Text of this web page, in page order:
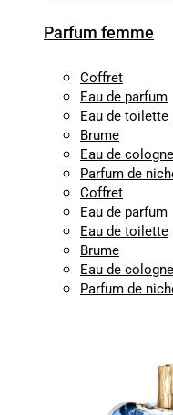
Parfum femme
Coffret
Eau de parfum
Eau de toilette
Brume
Eau de cologne
Parfum de
Coffret
Eau de parfum
Eau de toilette
Brume
Eau de cologne
Parfum de